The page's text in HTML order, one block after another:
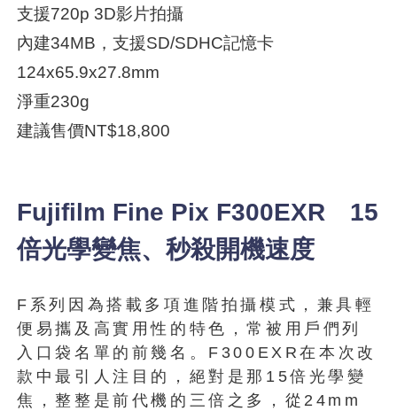
支援720p 3D影片拍攝
內建34MB，支援SD/SDHC記憶卡
124x65.9x27.8mm
淨重230g
建議售價NT$18,800
Fujifilm Fine Pix F300EXR 15
倍光學變焦、秒殺開機速度
F系列因為搭載多項進階拍攝模式，兼具輕
便易攜及高實用性的特色，常被用戶們列
入口袋名單的前幾名。F300EXR在本次改
款中最引人注目的，絕對是那15倍光學變
焦，整整是前代機的三倍之多，從24mm